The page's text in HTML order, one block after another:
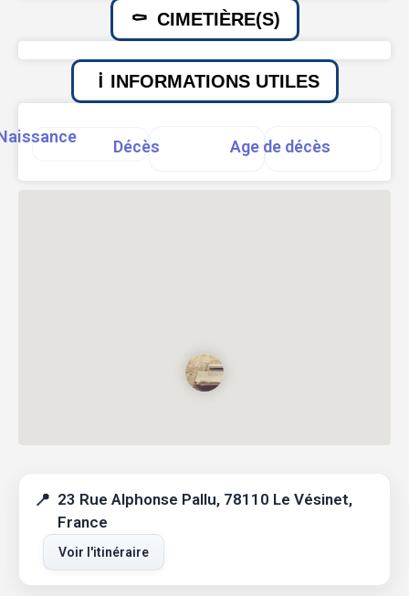
CIMETIÈRE(S)
INFORMATIONS UTILES
Décès Age de décès
23 Rue Alphonse Pallu, 78110 Le Vésinet,
France
Voir l'itinéraire